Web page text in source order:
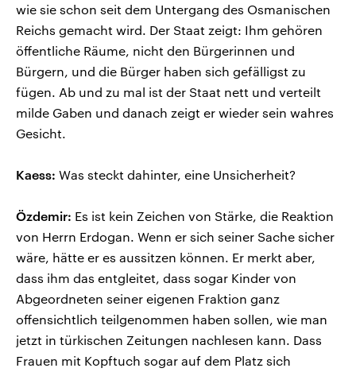
wie sie schon seit dem Untergang des Osmanischen
Reichs gemacht wird. Der Staat zeigt: Ihm gehören
öffentliche Räume, nicht den Bürgerinnen und
Bürgern, und die Bürger haben sich gefälligst zu
fügen. Ab und zu mal ist der Staat nett und verteilt
milde Gaben und danach zeigt er wieder sein wahres
Gesicht.
Kaess: Was steckt dahinter, eine Unsicherheit?
Özdemir: Es ist kein Zeichen von Stärke, die Reaktion
von Herrn Erdogan. Wenn er sich seiner Sache sicher
wäre, hätte er es aussitzen können. Er merkt aber,
dass ihm das entgleitet, dass sogar Kinder von
Abgeordneten seiner eigenen Fraktion ganz
offensichtlich teilgenommen haben sollen, wie man
jetzt in türkischen Zeitungen nachlesen kann. Dass
Frauen mit Kopftuch sogar auf dem Platz sich